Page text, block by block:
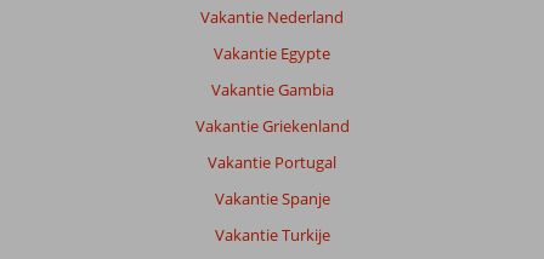
Vakantie Nederland
Vakantie Egypte
Vakantie Gambia
Vakantie Griekenland
Vakantie Portugal
Vakantie Spanje
Vakantie Turkije